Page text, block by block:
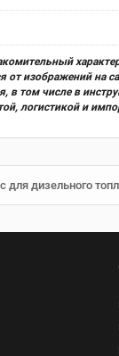
от изображений
в том числе в
логистикой и
для дизельного